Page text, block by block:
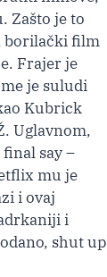
Zašto je to
borilački film
Frajer je
je suludi
Kubrick
Uglavnom,
say –
mu je
i ovaj
i
shut up